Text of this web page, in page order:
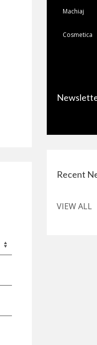
Machiaj
Cosmetica
Recent
VIEW ALL